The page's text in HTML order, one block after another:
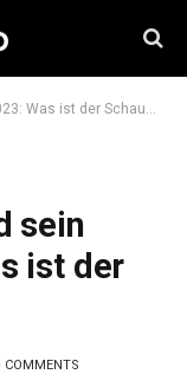
der Schauspieler wert?
sein
ist der
COMMENTS